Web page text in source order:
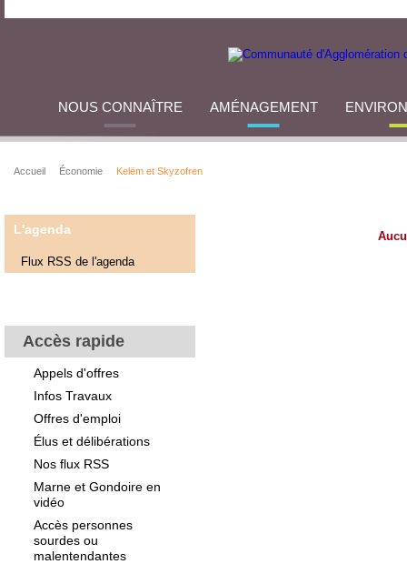
NOUS CONNAÎTRE AMÉNAGEMENT
Accueil Économie Kelëm et Skyzofren
L'agenda
Flux RSS de l'agenda
Accès rapide
Appels d'offres
Infos Travaux
Offres d'emploi
Élus et délibérations
Nos flux RSS
Marne et Gondoire en
vidéo
Accès personnes
sourdes ou
malentendantes